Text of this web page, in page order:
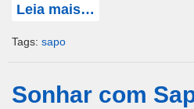
Leia mais…
Tags: sapo
Sonhar com